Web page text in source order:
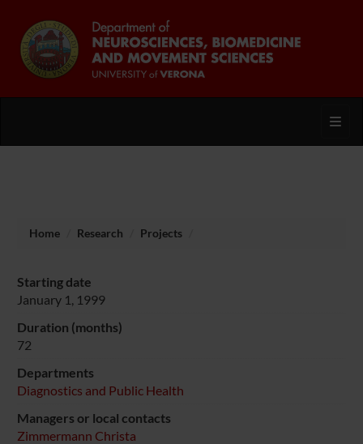
Home Research Projects
Starting date
January 1, 1999
Duration (months)
72
Departments
Diagnostics and Public Health
Managers or local contacts
Zimmermann Christa